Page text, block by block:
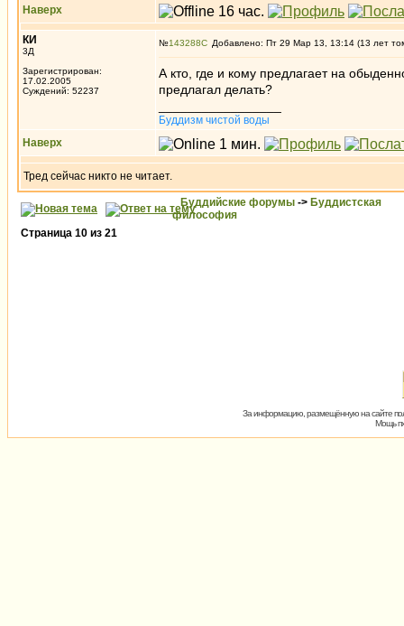
Наверх
КИ
3Д
Зарегистрирован:
17.02.2005
Суждений: 52237
№143288 Добавлено: Пт 29 Мар 13, 13:14 (13 лет
А кто, где и кому предлагает на
предлагал делать?
Буддизм чистой воды
Наверх
Тред сейчас никто не читает.
Буддийские форумы -> Буддистская
философия
Страница 10 из 21
За информацию, размещённую на сайте
Мощь